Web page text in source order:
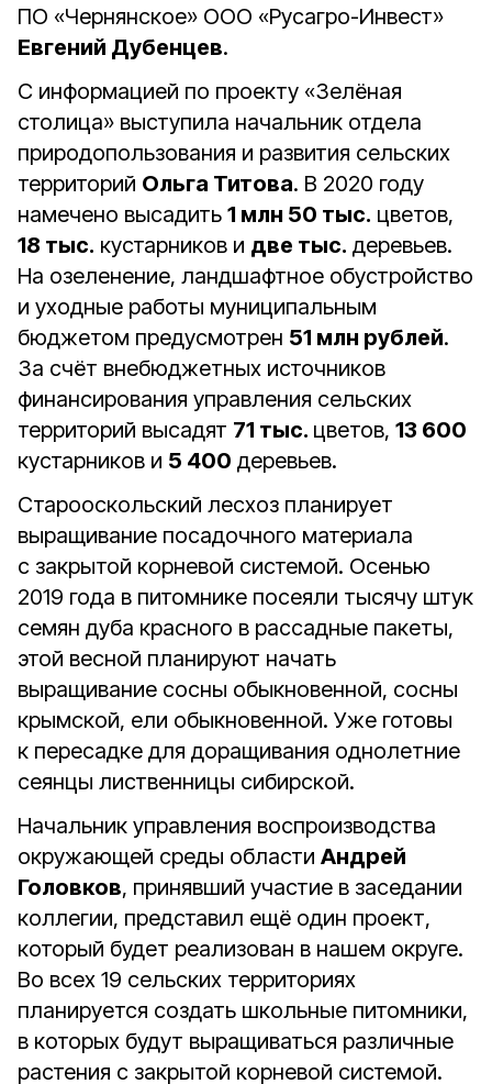
ПО «Чернянское» ООО «Русагро-Инвест»
Евгений Дубенцев.
С информацией по проекту «Зелёная
столица» выступила начальник отдела
природопользования и развития сельских
территорий Ольга Титова. В 2020 году
намечено высадить 1 млн 50 тыс. цветов,
18 тыс. кустарников и две тыс. деревьев.
На озеленение, ландшафтное обустройство
и уходные работы муниципальным
бюджетом предусмотрен 51 млн рублей.
За счёт внебюджетных источников
финансирования управления сельских
территорий высадят 71 тыс. цветов, 13 600
кустарников и 5 400 деревьев.
Старооскольский лесхоз планирует
выращивание посадочного материала
с закрытой корневой системой. Осенью
2019 года в питомнике посеяли тысячу штук
семян дуба красного в рассадные пакеты,
этой весной планируют начать
выращивание сосны обыкновенной, сосны
крымской, ели обыкновенной. Уже готовы
к пересадке для доращивания однолетние
сеянцы лиственницы сибирской.
Начальник управления воспроизводства
окружающей среды области Андрей
Головков, принявший участие в заседании
коллегии, представил ещё один проект,
который будет реализован в нашем округе.
Во всех 19 сельских территориях
планируется создать школьные питомники,
в которых будут выращиваться различные
растения с закрытой корневой системой.